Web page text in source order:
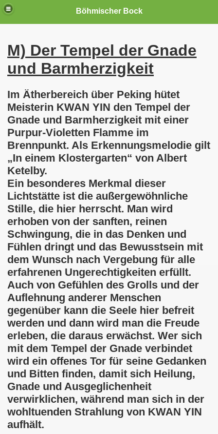
Böhmischer Bock
M) Der Tempel der Gnade
und Barmherzigkeit
Im Ätherbereich über Peking hütet
Meisterin KWAN YIN den Tempel der
Gnade und Barmherzigkeit mit einer
Purpur-Violetten Flamme im
Brennpunkt. Als Erkennungsmelodie gilt
„In einem Klostergarten“ von Albert
Ketelby.
Ein besonderes Merkmal dieser
Lichtstätte ist die außergewöhnliche
Stille, die hier herrscht. Man wird
erhoben von der sanften, reinen
Schwingung, die in das Denken und
Fühlen dringt und das Bewusstsein mit
dem Wunsch nach Vergebung für alle
erfahrenen Ungerechtigkeiten erfüllt.
Auch von Gefühlen des Grolls und der
Auflehnung anderer Menschen
gegenüber kann die Seele hier befreit
werden und dann wird man die Freude
erleben, die daraus erwächst. Wer sich
mit dem Tempel der Gnade verbindet
wird ein offenes Tor für seine Gedanken
und Bitten finden, damit sich Heilung,
Gnade und Ausgeglichenheit
verwirklichen, während man sich in der
wohltuenden Strahlung von KWAN YIN
aufhält.
Freiheit"
und Nachsicht
Friedens
Weisheit